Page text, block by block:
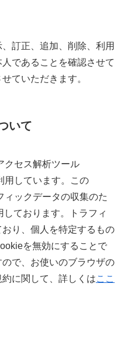
訂正、追加、削除、利用
であることを確認させて
ていただきます。
いて
クセス解析ツール
用しています。この
ックデータの収集のた
ております。トラフィ
り、個人を特定するもの
を無効にすることで
で、お使いのブラウザの
に関して、詳しくはここ